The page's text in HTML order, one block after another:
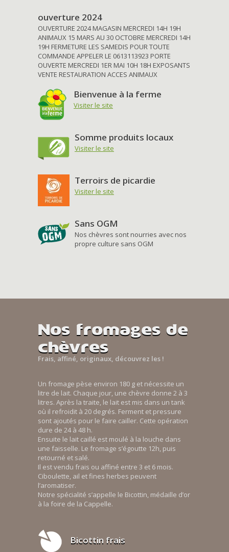
ouverture 2024
OUVERTURE 2024 MAGASIN MERCREDI 14H 19H
ANIMAUX 15 MARS AU 30 OCTOBRE MERCREDI 14H
19H FERMETURE LES SAMEDIS POUR TOUTE
COMMANDE APPELER LE 0613113923 PORTE
OUVERTE MERCREDI 1ER MAI 10H 18H EXPOSANTS
VENTE RESTAURATION ACCES ANIMAUX
Bienvenue à la ferme
Visiter le site
Somme produits locaux
Visiter le site
Terroirs de picardie
Visiter le site
Sans OGM
Nos chèvres sont nourries avec nos
propre culture sans OGM
Nos fromages de
chèvres
Frais, affiné, originaux, découvrez les !
Un fromage pèse environ 180 g et nécessite un
litre de lait. Chaque jour, une chèvre donne 2 à 3
litres. Après la traite, le lait est mis dans un tank
où il refroidit à 20 degrés. Ferment et pressure
sont ajoutés pour le faire cailler. Cette opération
dure de 24 à 48 h.
Ensuite le lait caillé est moulé à la louche dans
une faisselle. Le fromage s’égoutte 12h, puis
retourné et salé.
Il est vendu frais ou affiné entre 3 et 6 mois.
Ciboulette, ail et fines herbes peuvent
l’aromatiser.
Notre spécialité s’appelle le Bicottin, médaille d’or
à la foire de la Cappelle.
Bicottin frais